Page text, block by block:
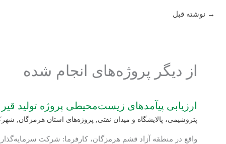
→ نوشته قبل
از دیگر پروژه‌های انجام شده
ارزیابی پی‏آمدهای زیست‌محیطی پروژه تولید
پتروشیمی، پالایشگاه و میدان نفتی, پروژه‌های استان هرمزگان,
واقع در منطقه آزاد قشم هرمزگان، کارفرما: شرکت